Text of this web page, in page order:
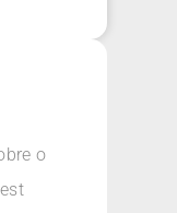
o